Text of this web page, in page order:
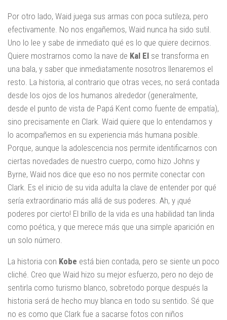
Por otro lado, Waid juega sus armas con poca sutileza, pero
efectivamente. No nos engañemos, Waid nunca ha sido sutil.
Uno lo lee y sabe de inmediato qué es lo que quiere decirnos.
Quiere mostrarnos como la nave de Kal El se transforma en
una bala, y saber que inmediatamente nosotros llenaremos el
resto. La historia, al contrario que otras veces, no será contada
desde los ojos de los humanos alrededor (generalmente,
desde el punto de vista de Papá Kent como fuente de empatía),
sino precisamente en Clark. Waid quiere que lo entendamos y
lo acompañemos en su experiencia más humana posible.
Porque, aunque la adolescencia nos permite identificarnos con
ciertas novedades de nuestro cuerpo, como hizo Johns y
Byrne, Waid nos dice que eso no nos permite conectar con
Clark. Es el inicio de su vida adulta la clave de entender por qué
sería extraordinario más allá de sus poderes. Ah, y ¡qué
poderes por cierto! El brillo de la vida es una habilidad tan linda
como poética, y que merece más que una simple aparición en
un solo número.
La historia con Kobe está bien contada, pero se siente un poco
cliché. Creo que Waid hizo su mejor esfuerzo, pero no dejo de
sentirla como turismo blanco, sobretodo porque después la
historia será de hecho muy blanca en todo su sentido. Sé que
no es como que Clark fue a sacarse fotos con niños